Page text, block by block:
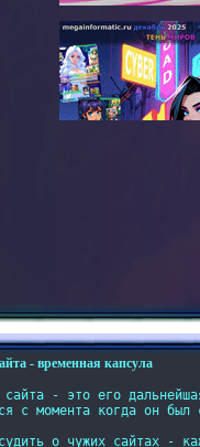
- временная капсула
сайта - это его
с момента когда он был
о чужих сайтах -